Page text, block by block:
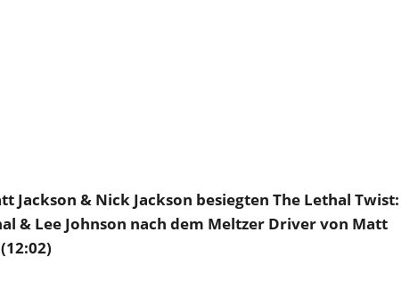
Jackson & Nick Jackson besiegten The Lethal Twist:
& Lee Johnson nach dem Meltzer Driver von Matt